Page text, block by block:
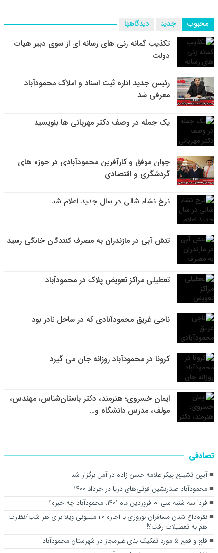
محبوب جدید دیدگاهها
تکذیب گمانه زنی های رسانه ای از سوی دبیر هیات
دولت
رئیس جدید اداره ثبت اسناد و املاک محمودآباد
معرفی شد
یک جمله در وصف دکتر مهربانی ها بنویسید
جوان موفق و کارآفرین محمودآبادی در حوزه های
گردشگری و اقتصادی
نرخ نشاء شالی در سال جدید اعلام شد
تنش آبی در مازندران به مصرف كنندگان خانگی رسيد
تعطیلی مراکز تعویض پلاک در محمودآباد
ناجی غریق محمودآبادی که در ساحل نادر بود
کرونا در محمودآباد روزانه جان می گیرد
ایمان خسروی؛ هنرمند، دکتر باستان‌شناس، مهندس،
مولف، مدرس دانشگاه و…
تصادفی
آیین تشییع پیکر علامه حسن زاده در آمل برگزار شد
محمودآباد صدرنشين فوتی‌های دريا در خرداد ۱۴۰۰
فردا سه شنبه سی ام فروردین ماه ۱۴۰1، محمودآباد چه خبره؟
نقره‌داغ شدن مسافران نوروزی با اجاره ۲۰ میلیونی ویلا برای هر شب/نظارت
هم به تعطیلات رفت؟!
قلع و قمع ۵ مورد تفکیک بنای غیرمجاز در شهرستان محمودآباد